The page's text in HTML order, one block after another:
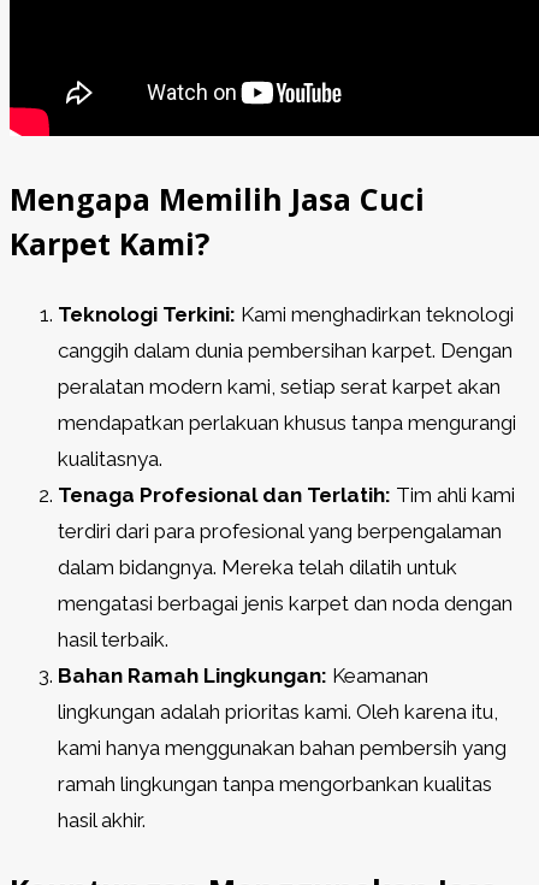
Mengapa Memilih Jasa Cuci
Karpet Kami?
Teknologi Terkini: Kami menghadirkan teknologi
canggih dalam dunia pembersihan karpet. Dengan
peralatan modern kami, setiap serat karpet akan
mendapatkan perlakuan khusus tanpa mengurangi
kualitasnya.
Tenaga Profesional dan Terlatih: Tim ahli kami
terdiri dari para profesional yang berpengalaman
dalam bidangnya. Mereka telah dilatih untuk
mengatasi berbagai jenis karpet dan noda dengan
hasil terbaik.
Bahan Ramah Lingkungan: Keamanan
lingkungan adalah prioritas kami. Oleh karena itu,
kami hanya menggunakan bahan pembersih yang
ramah lingkungan tanpa mengorbankan kualitas
hasil akhir.